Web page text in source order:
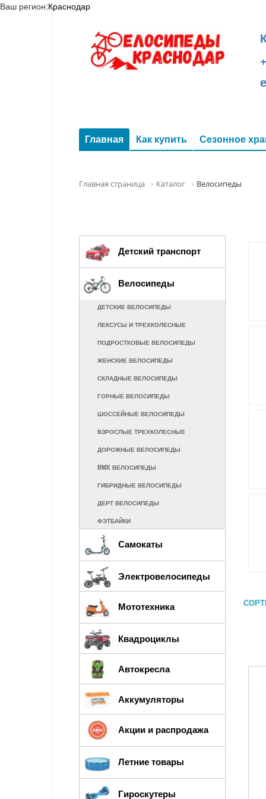
Ваш регион:Краснодар
Главная Как купить Сезонное
Главная страница Каталог Велосипеды
Детский транспорт
ВЕЛОМОБИЛИ
КАТАЛКИ
ЭЛЕКТРОМОБИЛИ
ДЕТСКИЕ КВАДРОЦИКЛЫ
ДЕТСКИЕ МОТОЦИКЛЫ
ЗАПЧАСТИ К ЭЛЕКТРОМОБИЛЯМ
Велосипеды
ДЕТСКИЕ ВЕЛОСИПЕДЫ
ЛЕКСУСЫ И ТРЕХКОЛЕСНЫЕ
ПОДРОСТКОВЫЕ ВЕЛОСИПЕДЫ
ЖЕНСКИЕ ВЕЛОСИПЕДЫ
СКЛАДНЫЕ ВЕЛОСИПЕДЫ
ГОРНЫЕ ВЕЛОСИПЕДЫ
ШОССЕЙНЫЕ ВЕЛОСИПЕДЫ
ВЗРОСЛЫЕ ТРЕХКОЛЕСНЫЕ
ДОРОЖНЫЕ ВЕЛОСИПЕДЫ
BMX ВЕЛОСИПЕДЫ
ГИБРИДНЫЕ ВЕЛОСИПЕДЫ
ДЕРТ ВЕЛОСИПЕДЫ
ФЭТБАЙКИ
Самокаты
ЭЛЕКТРОСАМОКАТЫ
ВЗРОСЛЫЕ САМОКАТЫ
ТРЮКОВЫЕ САМОКАТЫ
ДЕТСКИЕ САМОКАТЫ
Электровелосипеды
Мототехника
МОТОАКСЕССУАРЫ
МОТОЗАПЧАСТИ
МОТОЦИКЛЫ
МОТОЭКИПИРОВКА
СКУТЕРЫ
Квадроциклы
Автокресла
Аккумуляторы
Акции и распродажа
ЭЛЕКТРОМОБИЛИ
ГИРОСКУТЕРЫ
Летние товары
БАССЕЙНЫ И АКСЕССУАРЫ
Гироскутеры